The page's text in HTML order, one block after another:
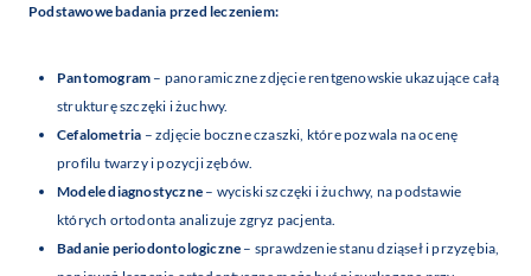
Podstawowe badania przed leczeniem:
Pantomogram – panoramiczne zdjęcie rentgenowskie ukazujące całą
strukturę szczęki i żuchwy.
Cefalometria – zdjęcie boczne czaszki, które pozwala na ocenę
profilu twarzy i pozycji zębów.
Modele diagnostyczne – wyciski szczęki i żuchwy, na podstawie
których ortodonta analizuje zgryz pacjenta.
Badanie periodontologiczne – sprawdzenie stanu dziąseł i przyzębia,